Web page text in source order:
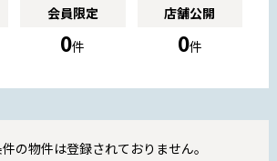
会員限定
0件
店舗公開
0件
の物件は登録されておりません。